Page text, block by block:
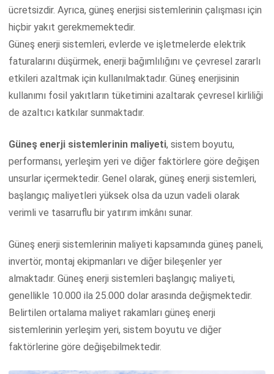
ücretsizdir. Ayrıca, güneş enerjisi sistemlerinin çalışması için
hiçbir yakıt gerekmemektedir.
Güneş enerji sistemleri, evlerde ve işletmelerde elektrik
faturalarını düşürmek, enerji bağımlılığını ve çevresel zararlı
etkileri azaltmak için kullanılmaktadır. Güneş enerjisinin
kullanımı fosil yakıtların tüketimini azaltarak çevresel kirliliği
de azaltıcı katkılar sunmaktadır.
Güneş enerji sistemlerinin maliyeti, sistem boyutu,
performansı, yerleşim yeri ve diğer faktörlere göre değişen
unsurlar içermektedir. Genel olarak, güneş enerji sistemleri,
başlangıç maliyetleri yüksek olsa da uzun vadeli olarak
verimli ve tasarruflu bir yatırım imkânı sunar.
Güneş enerji sistemlerinin maliyeti kapsamında güneş paneli,
invertör, montaj ekipmanları ve diğer bileşenler yer
almaktadır. Güneş enerji sistemleri başlangıç maliyeti,
genellikle 10.000 ila 25.000 dolar arasında değişmektedir.
Belirtilen ortalama maliyet rakamları güneş enerji
sistemlerinin yerleşim yeri, sistem boyutu ve diğer
faktörlerine göre değişebilmektedir.